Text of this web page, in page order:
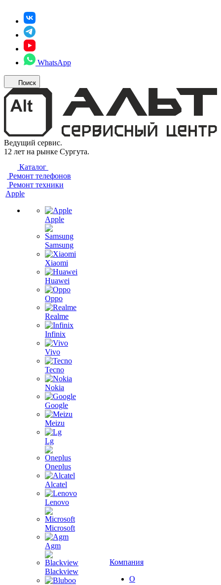
WhatsApp
Поиск
Ведущий сервис.
12 лет на рынке Сургута.
Каталог
Ремонт телефонов
Ремонт техники
Apple
Apple
Samsung
Xiaomi
Huawei
Oppo
Realme
Infinix
Vivo
Tecno
Nokia
Google
Meizu
Lg
Oneplus
Alcatel
Lenovo
Microsoft
Agm
Blackview
Компания
О